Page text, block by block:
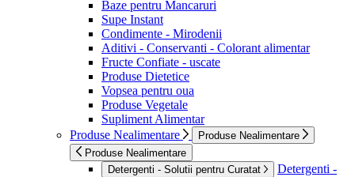
Baze pentru Mancaruri
Supe Instant
Condimente - Mirodenii
Aditivi - Conservanti - Colorant alimentar
Fructe Confiate - uscate
Produse Dietetice
Vopsea pentru oua
Produse Vegetale
Supliment Alimentar
Produse Nealimentare
Produse Nealimentare
Produse Nealimentare
Detergenti - Solutii pentru Curatat
Detergenti -